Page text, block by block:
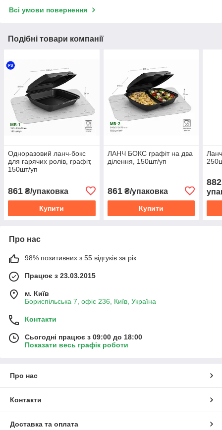
Всі умови повернення
Подібні товари компанії
Одноразовий ланч-бокс
для гарячих ролів, графіт,
150шт/уп
861 ₴/упаковка
Купити
ЛАНЧ БОКС графіт на два
ділення, 150шт/уп
861₴/упаковка
Купити
Про нас
98% позитивних з 55 відгуків за рік
Працює з 23.03.2015
м. Київ
Бориспільська 7, офіс 236, Київ, Україна
Контакти
Сьогодні працює з 09:00 до 18:00
Показати весь графік роботи
Про нас
Контакти
Доставка та оплата